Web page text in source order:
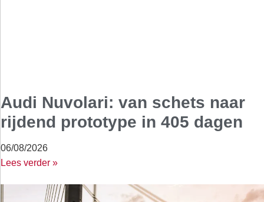
Audi Nuvolari: van schets naar
rijdend prototype in 405 dagen
06/08/2026
Lees verder »